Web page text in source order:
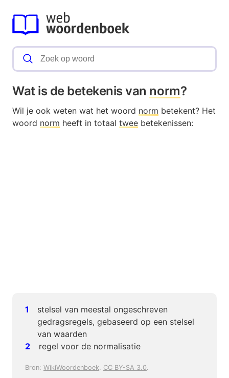
Wat is de betekenis van norm?
Wil je ook weten wat het woord norm betekent? Het
woord norm heeft in totaal twee betekenissen:
stelsel van meestal ongeschreven
gedragsregels, gebaseerd op een stelsel
van waarden
regel voor de normalisatie
Bron: WikiWoordenboek, CC BY-SA 3.0.